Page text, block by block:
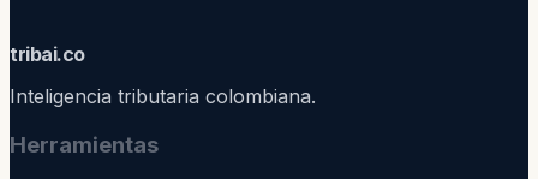
tribai.co
Inteligencia tributaria colombiana.
Herramientas